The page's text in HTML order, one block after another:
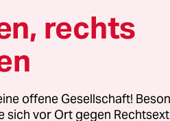
an. Allerdings
Leyen ihr
mit Männern und
rechts
offene Gesellschaft!
sich vor Ort gegen